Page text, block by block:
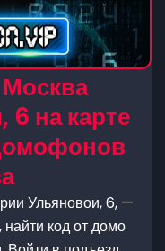
на карте
Ульяновои, 6, —
код от домо